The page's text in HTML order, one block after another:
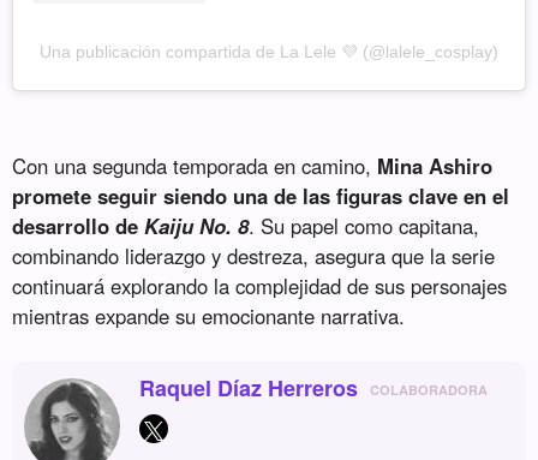
Una publicación compartida de La Lele 💜 (@lalele_cosplay)
Con una segunda temporada en camino, Mina Ashiro
promete seguir siendo una de las figuras clave en el
desarrollo deKaiju No. 8. Su papel como capitana,
combinando liderazgo y destreza, asegura que la serie
continuará explorando la complejidad de sus personajes
mientras expande su emocionante narrativa.
Raquel Díaz Herreros COLABORADORA